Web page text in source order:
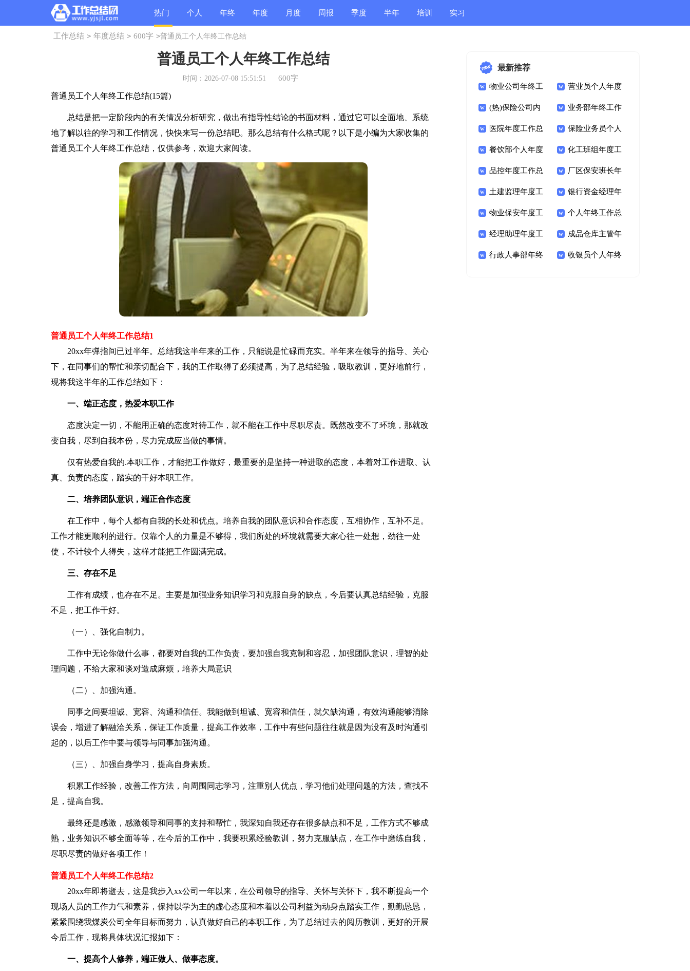
热门
总结
个人
总结
年终
总结
年度 月度 周报 季度 半年 培训 实习
工作总结 > 年度总结 > 600字 >普通员工个人年终工作总结
普通员工个人年终工作总结
时间：2026-07-08 15:51:51 600字
普通员工个人年终工作总结(15篇)
总结是把一定阶段内的有关情况分析研究，做出有指导性结论的书面材料，通过它可以全面地、系统
地了解以往的学习和工作情况，快快来写一份总结吧。那么总结有什么格式呢？以下是小编为大家收集的
普通员工个人年终工作总结，仅供参考，欢迎大家阅读。
普通员工个人年终工作总结1
20xx年弹指间已过半年。总结我这半年来的工作，只能说是忙碌而充实。半年来在领导的指导、关心
下，在同事们的帮忙和亲切配合下，我的工作取得了必须提高，为了总结经验，吸取教训，更好地前行，
现将我这半年的工作总结如下：
一、端正态度，热爱本职工作
态度决定一切，不能用正确的态度对待工作，就不能在工作中尽职尽责。既然改变不了环境，那就改
变自我，尽到自我本份，尽力完成应当做的事情。
仅有热爱自我的.本职工作，才能把工作做好，最重要的是坚持一种进取的态度，本着对工作进取、认
真、负责的态度，踏实的干好本职工作。
二、培养团队意识，端正合作态度
在工作中，每个人都有自我的长处和优点。培养自我的团队意识和合作态度，互相协作，互补不足。
工作才能更顺利的进行。仅靠个人的力量是不够得，我们所处的环境就需要大家心往一处想，劲往一处
使，不计较个人得失，这样才能把工作圆满完成。
三、存在不足
工作有成绩，也存在不足。主要是加强业务知识学习和克服自身的缺点，今后要认真总结经验，克服
不足，把工作干好。
（一）、强化自制力。
工作中无论你做什么事，都要对自我的工作负责，要加强自我克制和容忍，加强团队意识，理智的处
理问题，不给大家和谈对造成麻烦，培养大局意识
（二）、加强沟通。
同事之间要坦诚、宽容、沟通和信任。我能做到坦诚、宽容和信任，就欠缺沟通，有效沟通能够消除
误会，增进了解融洽关系，保证工作质量，提高工作效率，工作中有些问题往往就是因为没有及时沟通引
起的，以后工作中要与领导与同事加强沟通。
（三）、加强自身学习，提高自身素质。
积累工作经验，改善工作方法，向周围同志学习，注重别人优点，学习他们处理问题的方法，查找不
足，提高自我。
最终还是感激，感激领导和同事的支持和帮忙，我深知自我还存在很多缺点和不足，工作方式不够成
熟，业务知识不够全面等等，在今后的工作中，我要积累经验教训，努力克服缺点，在工作中磨练自我，
尽职尽责的做好各项工作！
普通员工个人年终工作总结2
20xx年即将逝去，这是我步入xx公司一年以来，在公司领导的指导、关怀与关怀下，我不断提高一个
现场人员的工作力气和素养，保持以学为主的虚心态度和本着以公司利益为动身点踏实工作，勤勤恳恳，
紧紧围绕我煤炭公司全年目标而努力，认真做好自己的本职工作，为了总结过去的阅历教训，更好的开展
今后工作，现将具体状况汇报如下：
一、提高个人修养，端正做人、做事态度。
最新推荐
物业公司年终工
作总结（必备15
篇）
营业员个人年度
工作总结
(热)保险公司内
勤年终工作总结
业务部年终工作
总结
医院年度工作总
结[必备]
保险业务员个人
年终工作总结范文
餐饮部个人年度
工作总结精选13篇
化工班组年度工
作总结集锦5篇
品控年度工作总
结
厂区保安班长年
终工作总结（通用
13篇）
土建监理年度工
作总结(8篇)
银行资金经理年
终工作总结
物业保安年度工
作总结(精选15篇)
个人年终工作总
结15篇(精选)
经理助理年度工
作总结
成品仓库主管年
终工作总结
行政人事部年终 收银员个人年终